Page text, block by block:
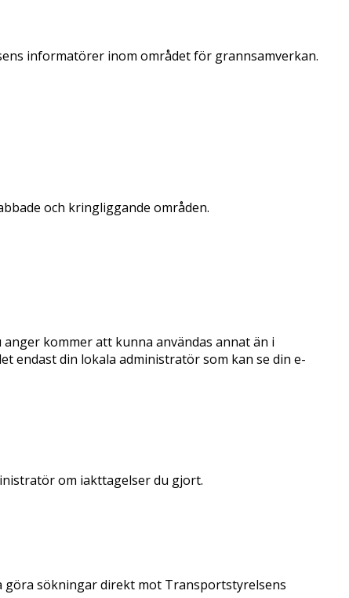
informatörer inom området för grannsamverkan.
och kringliggande områden.
kommer att kunna användas annat än i
endast din lokala administratör som kan se din e-
om iakttagelser du gjort.
göra sökningar direkt mot Transportstyrelsens